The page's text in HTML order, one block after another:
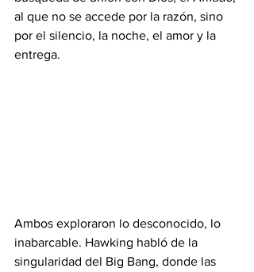
al que no se accede por la razón, sino
por el silencio, la noche, el amor y la
entrega.
Ambos exploraron lo desconocido, lo
inabarcable. Hawking habló de la
singularidad del Big Bang, donde las